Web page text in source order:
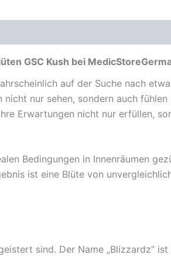
GSC Kush bei
auf der Suche nach
nur sehen, sondern auch
Erwartungen nicht nur erfüllen,
Bedingungen in Innenräumen
ist eine Blüte von
sind. Der Name „Blizzardz“